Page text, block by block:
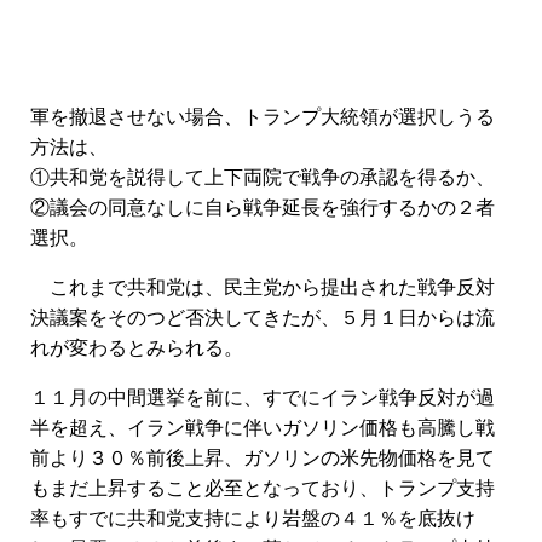
軍を撤退させない場合、トランプ大統領が選択しうる
方法は、
①共和党を説得して上下両院で戦争の承認を得るか、
②議会の同意なしに自ら戦争延長を強行するかの２者
選択。
これまで共和党は、民主党から提出された戦争反対
決議案をそのつど否決してきたが、５月１日からは流
れが変わるとみられる。
１１月の中間選挙を前に、すでにイラン戦争反対が過
半を超え、イラン戦争に伴いガソリン価格も高騰し戦
前より３０％前後上昇、ガソリンの米先物価格を見て
もまだ上昇すること必至となっており、トランプ支持
率もすでに共和党支持により岩盤の４１％を底抜け